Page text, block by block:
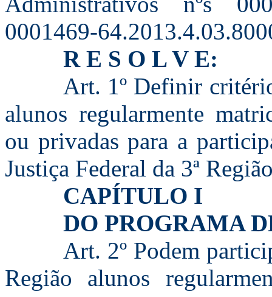
0001469-
R E S O L V E:
Art. 1º Definir
alunos regularmente
ou privadas para a
Justiça Federal da 3ª
CAPÍTULO I
DO PROGRAMA
Art. 2º Podem
Região alunos